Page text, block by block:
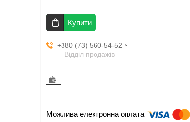
Купити
+380 (73) 560-54-52
Відділ продажів